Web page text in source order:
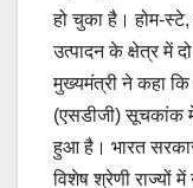
हो चुका है। होम-स्टे,
उत्पादन के क्षेत्र में
मुख्यमंत्री ने कहा
(एसडीजी) सूचकांक
हुआ है। भारत
विशेष श्रेणी राज्यों